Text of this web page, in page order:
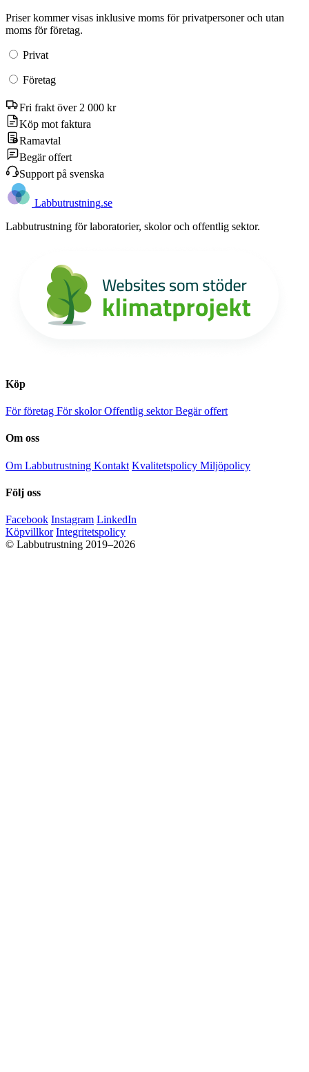
Priser kommer visas inklusive moms för privatpersoner och utan
moms för företag.
Privat
Företag
Fri frakt över 2 000 kr
Köp mot faktura
Ramavtal
Begär offert
Support på svenska
Labbutrustning.se
Labbutrustning för laboratorier, skolor och offentlig sektor.
Köp
För företag För skolorOffentlig sektorBegär offert
Om oss
Om Labbutrustning Kontakt Kvalitetspolicy Miljöpolicy
Följ oss
Facebook Instagram LinkedIn
Köpvillkor Integritetspolicy
© Labbutrustning 2019–2026